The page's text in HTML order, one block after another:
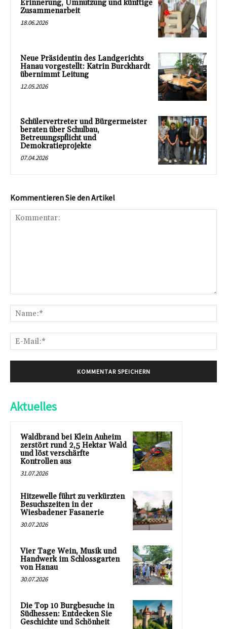
Erinnerung, Umnutzung und künftige
Zusammenarbeit
18.06.2026
Neue Präsidentin des Landgerichts
Hanau vorgestellt: Katrin Burckhardt
übernimmt Leitung
12.05.2026
Schülervertreter und Bürgermeister
beraten über Schulbau,
Betreuungspflicht und
Demokratieprojekte
07.04.2026
Kommentieren Sie den Artikel
Aktuelles
Waldbrand bei Klein Auheim
zerstört rund 2,5 Hektar Wald
und löst verschärfte
Kontrollen aus
31.07.2026
Hitzewelle führt zu verkürzten
Besuchszeiten in der
Wiesbadener Fasanerie
30.07.2026
Vier Tage Wein, Musik und
Handwerk im Schlossgarten
von Hanau
30.07.2026
Die Top 10 Burgbesuche in
Südhessen: Entdecken Sie
Geschichte und Schönheit